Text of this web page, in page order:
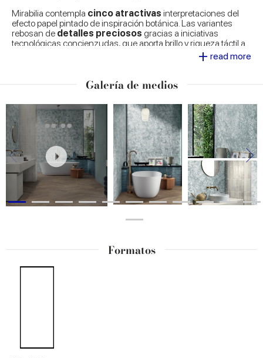
Mirabilia contempla cinco atractivas interpretaciones del
efecto papel pintado de inspiración botánica. Las variantes
rebosan de detalles preciosos gracias a iniciativas
tecnológicas concienzudas, que aporta brillo y riqueza táctil a
las superficies. Los elementos se han cuidado hasta el más
mínimo detalle para vestir y decorar los ambientes con un
En su riqueza expresiva, Mirabilia está expresamente diseñada
para ofrecercombinaciones armoniosas con las
numerosas colecciones de Marca Corona. Desde
efectos materiales naturales, como el efecto piedra, madera o
mármol, hasta las superficies de matriz urbana, como la
reinterpretación de resina y cemento, pasando por propuestas
inspiradas en las últimas tendencias en diseño.
+ read more
Galería de medios
Formatos